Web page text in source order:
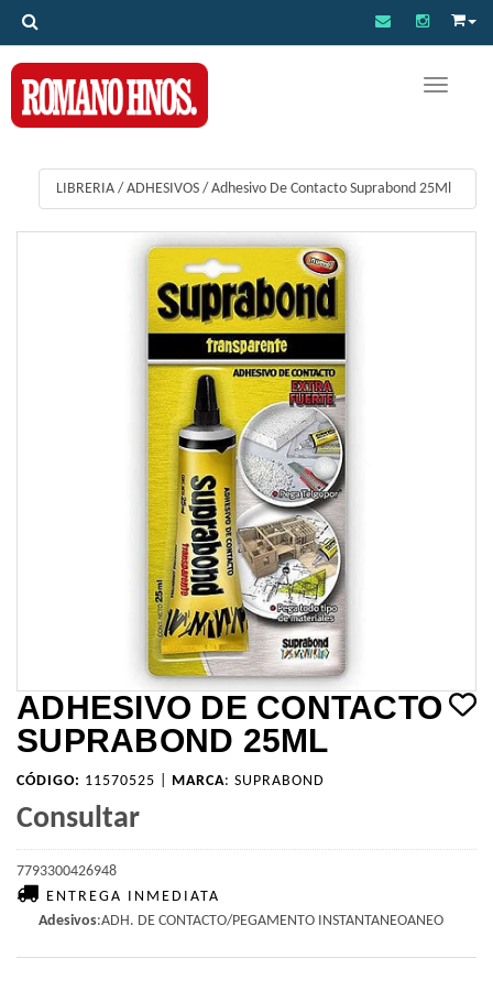
Toggle
LIBRERIA / ADHESIVOS / Adhesivo De Contacto Suprabond 25Ml
ADHESIVO DE CONTACTO
SUPRABOND 25ML
CÓDIGO: 11570525 | MARCA: SUPRABOND
Consultar
7793300426948
ENTREGA INMEDIATA
Adesivos:ADH. DE CONTACTO/PEGAMENTO INSTANTANEOANEO